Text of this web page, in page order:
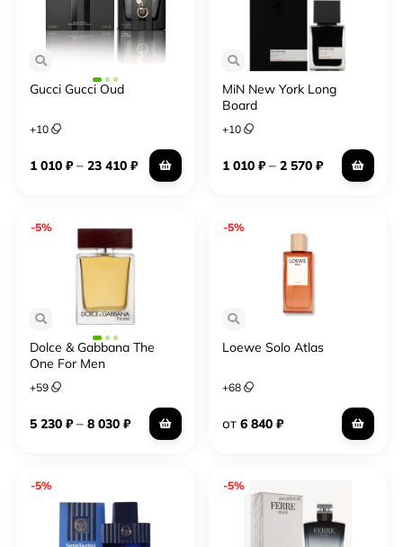
Gucci Gucci Oud
+10
1 010 ₽– 23 410 ₽
MiN New York Long
Board
+10
1 010 ₽– 2 570 ₽
-5%
Dolce & Gabbana The
One For Men
+59
5 230 ₽– 8 030 ₽
-5%
Loewe Solo Atlas
+68
от 6 840 ₽
-5% -5%